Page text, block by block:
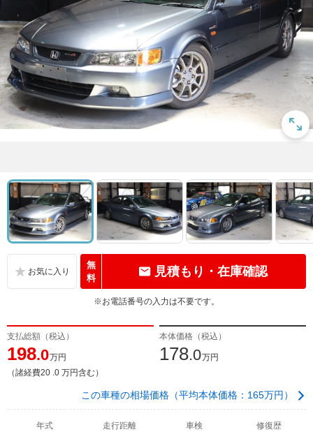
無
料
見積もり・在庫確認
※お電話番号の入力は不要です。
支払総額（税込）
198.0万円
（諸経費20 .0 万円含む）
本体価格（税込）
178.0万円
この車種の相場価格（平均本体価格：165万円）
年式 走行距離
車検
修復歴